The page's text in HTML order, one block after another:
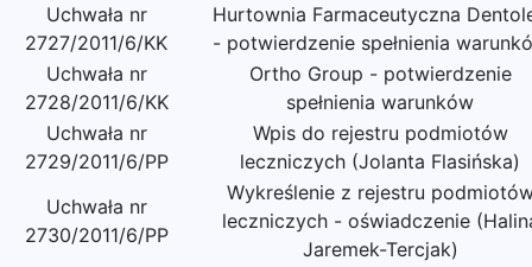
Uchwała nr
2727/2011/6/KK
Hurtownia Farmaceutyczna
- potwierdzenie spełnienia
Uchwała nr
2728/2011/6/KK
Ortho Group - potwierdzenie
spełnienia warunków
Uchwała nr
2729/2011/6/PP
Wpis do rejestru podmiotów
leczniczych (Jolanta Flasińska)
Uchwała nr
2730/2011/6/PP
Wykreślenie z rejestru
leczniczych - oświadczenie
Jaremek-Tercjak)